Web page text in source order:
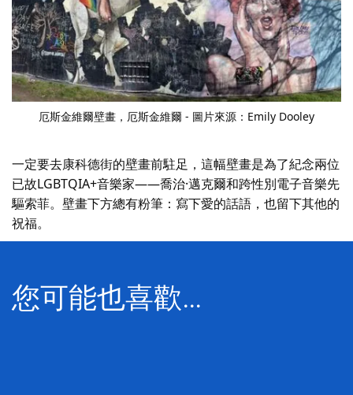
厄斯金維爾壁畫，厄斯金維爾 - 圖片來源：Emily Dooley
一定要去康科德街的壁畫前駐足，這幅壁畫是為了紀念兩位
已故LGBTQIA+音樂家——喬治·邁克爾和跨性別電子音樂先
驅索菲。壁畫下方總有粉筆：寫下愛的話語，也留下其他的
祝福。
您可能也喜歡…